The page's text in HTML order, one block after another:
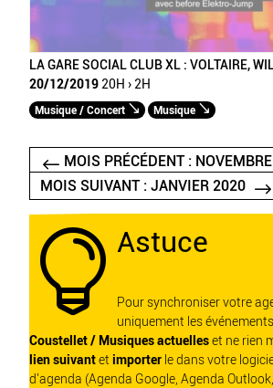
LA GARE SOCIAL CLUB XL : VOLTAIRE,
20/12/2019 20H › 2H
Musique / Concert Musique
MOIS PRÉCÉDENT :
MOIS SUIVANT : JANVIER 2020
 Astuce
Pour synchroniser votre
uniquement les
Coustellet / Musiques actuelleset ne rien
lien suivantet importer le dans votre
d'agenda (Agenda Google, Agenda